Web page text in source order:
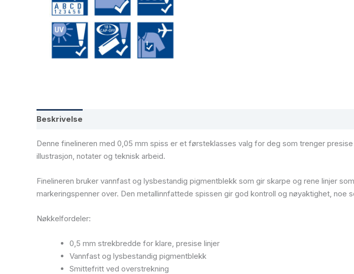
Beskrivelse
Denne finelineren med 0,05 mm spiss er et førsteklasses valg for deg som trenger
illustrasjon, notater og teknisk arbeid.
Finelineren bruker vannfast og lysbestandig pigmentblekk som gir skarpe og rene linjer
markeringspenner over. Den metallinnfattede spissen gir god kontroll og nøyaktighet, noe
Nøkkelfordeler:
0,5 mm strekbredde for klare, presise linjer
Vannfast og lysbestandig pigmentblekk
Smittefritt ved overstrekning